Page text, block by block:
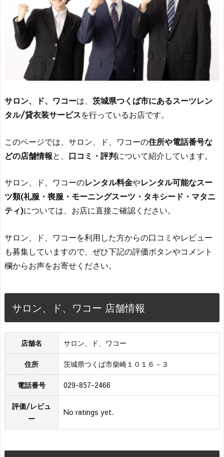
サロン、ド、ワコーは、 茨城県つくば市にあるスーツレン
タル/貸衣装サービスを行っているお店です。
このページでは、サロン、ド、ワコーの住所や電話番号な
どの店舗情報と、 口コミ・評判について紹介しています。
サロン、ド、ワコーのレンタル料金やレンタル可能なスー
ツ類(礼服・喪服・モーニングスーツ・タキシード・マタニ
ティ)については、お店に直接ご確認ください。
サロン、ド、ワコーを利用した方からの口コミやレビュー
も募集していますので、ぜひ下記の評価ボタンやコメント
欄からお声をお寄せください。
サロン、ド、ワコー 店舗情報
店舗名 サロン、ド、ワコー
住所 茨城県つくば市柴崎１０１６－３
電話番号 029-857-2466
評価/レビュ
ー
No ratings yet.